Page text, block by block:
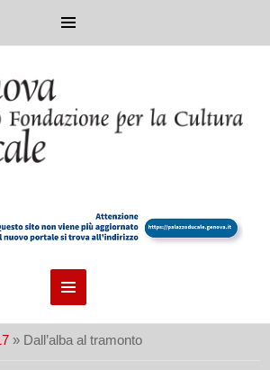
» Dall’alba al tramonto